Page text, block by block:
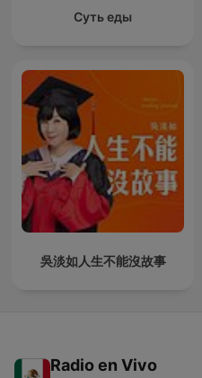
Суть еды
吳淡如人生不能沒故事
Radio en Vivo